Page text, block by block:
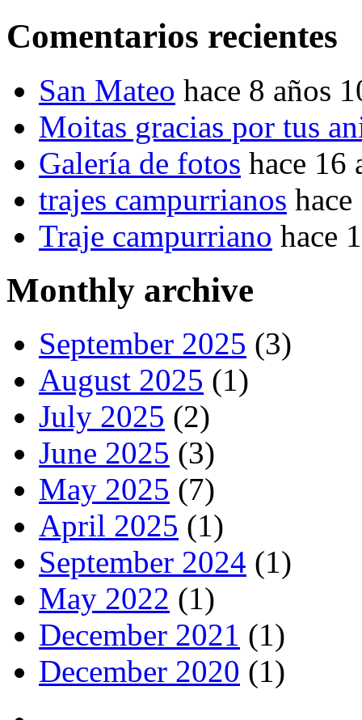
Comentarios recientes
San Mateo hace 8 años
Moitas gracias por tus
Galería de fotos hace 16
trajes campurrianos
Traje campurriano hace
Monthly archive
September 2025 (3)
August 2025 (1)
July 2025 (2)
June 2025 (3)
May 2025 (7)
April 2025 (1)
September 2024 (1)
May 2022 (1)
December 2021 (1)
December 2020 (1)